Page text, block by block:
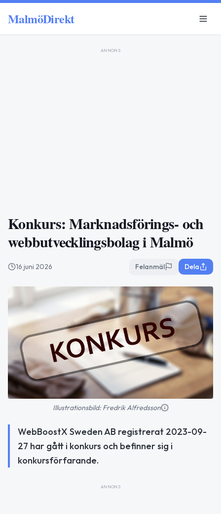
MalmöDirekt
ANNONS
Konkurs: Marknadsförings- och
webbutvecklingsbolag i Malmö
16 juni 2026 Felanmäl Dela
Illustrationsbild: Fredrik Alfredsson
WebBoostX Sweden AB registrerat 2023-09-
27 har gått i konkurs och befinner sig i
konkursförfarande.
ANNONS